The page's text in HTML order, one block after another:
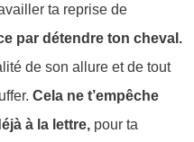
ta reprise de
par détendre ton cheval.
de son allure et de tout
Cela ne t’empêche
à la lettre,pour ta